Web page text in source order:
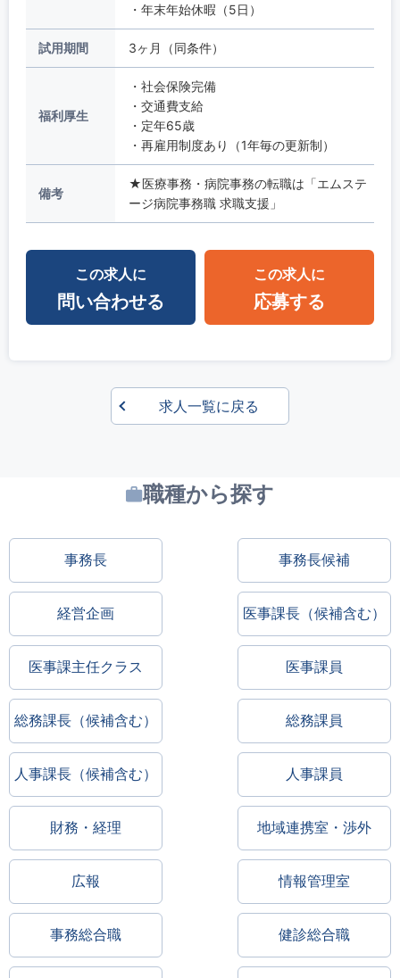
・年末年始休暇（5日）
試用期間 3ヶ月（同条件）
福利厚生
・社会保険完備
・交通費支給
・定年65歳
・再雇用制度あり（1年毎の更新制）
備考
★医療事務・病院事務の転職は「エムステ
ージ病院事務職 求職支援」
この求人に
問い合わせる
この求人に
応募する
求人一覧に戻る
職種から探す
事務長 事務長候補
経営企画 医事課長（候補含む）
医事課主任クラス 医事課員
総務課長（候補含む） 総務課員
人事課長（候補含む） 人事課員
財務・経理 地域連携室・渉外
広報 情報管理室
事務総合職 健診総合職